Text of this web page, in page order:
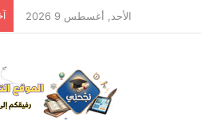
الأحد, أغسطس 9 2026